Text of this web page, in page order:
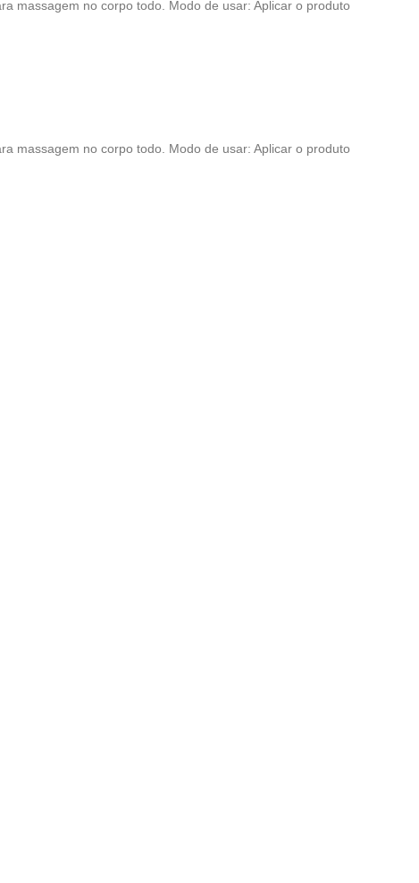
massagem no corpo todo. Modo de usar: Aplicar o produto
massagem no corpo todo. Modo de usar: Aplicar o produto